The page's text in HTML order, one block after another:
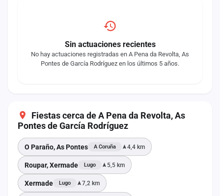
Sin actuaciones recientes
No hay actuaciones registradas en A Pena da Revolta, As
Pontes de García Rodríguez en los últimos 5 años.
Fiestas cerca de A Pena da Revolta, As
Pontes de García Rodríguez
O Paraño, As Pontes A Coruña 4,4 km
Roupar, Xermade Lugo 5,5 km
Xermade Lugo 7,2 km